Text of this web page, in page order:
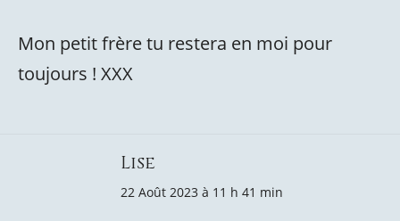
Mon petit frère tu restera en moi pour
toujours ! XXX
Lise
22 Août 2023 à 11 h 41 min